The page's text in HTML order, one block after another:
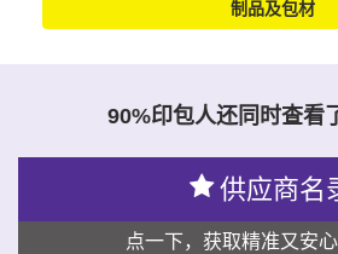
制品及包材
90%印包人还同时查看
供应商名
点一下，获取精准又安